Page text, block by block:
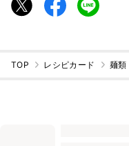
TOP レシピカード 麺類